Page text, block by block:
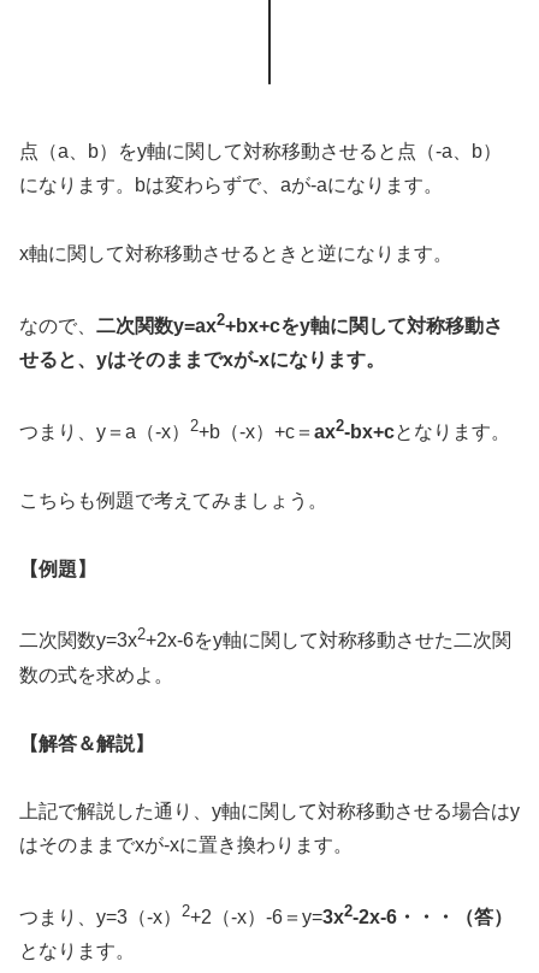
点（a、b）をy軸に関して対称移動させると点（-a、b）
になります。bは変わらずで、aが-aになります。
x軸に関して対称移動させるときと逆になります。
なので、 二次関数y=ax2+bx+cをy軸に関して対称移動さ
せると、yはそのままでxが-xになります。
つまり、y＝a（-x） 2+b（-x）+c＝ ax2-bx+cとなります。
こちらも例題で考えてみましょう。
【例題】
二次関数y=3x2+2x-6をy軸に関して対称移動させた二次関
数の式を求めよ。
【解答＆解説】
上記で解説した通り、y軸に関して対称移動させる場合はy
はそのままでxが-xに置き換わります。
つまり、y=3（-x） 2+2（-x）-6＝y=3x2-2x-6・・・（答）
となります。